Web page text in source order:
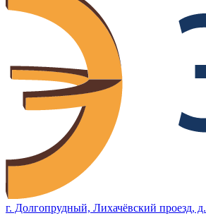
г. Долгопрудный, Лихачёвский проезд,